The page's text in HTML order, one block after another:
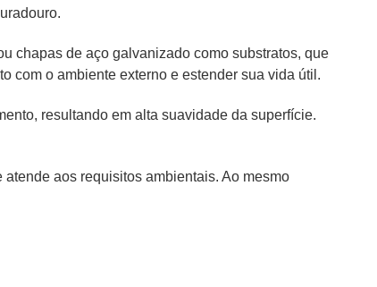
chapas de aço galvanizado como substratos, que
com o ambiente externo e estender sua vida útil.
resultando em alta suavidade da superfície.
aos requisitos ambientais. Ao mesmo